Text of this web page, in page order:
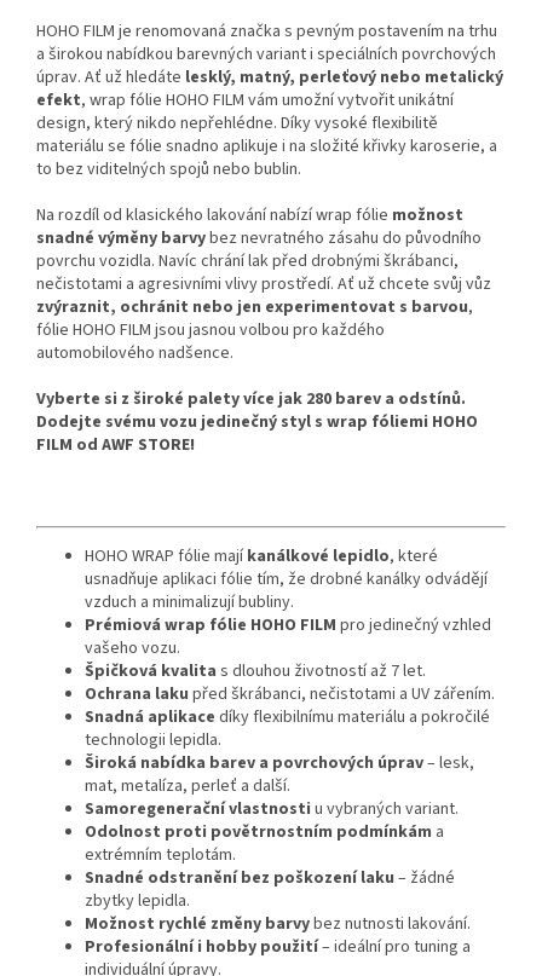
HOHO FILM je renomovaná značka s pevným postavením na trhu
a širokou nabídkou barevných variant i speciálních povrchových
úprav. Ať už hledáte lesklý, matný, perleťový nebo metalický
efekt, wrap fólie HOHO FILM vám umožní vytvořit unikátní
design, který nikdo nepřehlédne. Díky vysoké flexibilitě
materiálu se fólie snadno aplikuje i na složité křivky karoserie, a
to bez viditelných spojů nebo bublin.
Na rozdíl od klasického lakování nabízí wrap fólie možnost
snadné výměny barvybez nevratného zásahu do původního
povrchu vozidla. Navíc chrání lak před drobnými škrábanci,
nečistotami a agresivními vlivy prostředí. Ať už chcete svůj vůz
zvýraznit, ochránit nebo jen experimentovat s barvou,
fólie HOHO FILM jsou jasnou volbou pro každého
automobilového nadšence.
Vyberte si z široké palety více jak 280 barev a odstínů.
Dodejte svému vozu jedinečný styl s wrap fóliemi HOHO
FILM od AWF STORE!
HOHO WRAP fólie majíkanálkové lepidlo, které
usnadňuje aplikaci fólie tím, že drobné kanálky odvádějí
vzduch a minimalizují bubliny.
Prémiová wrap fólie HOHO FILM pro jedinečný vzhled
vašeho vozu.
Špičková kvalita s dlouhou životností až 7 let.
Ochrana laku před škrábanci, nečistotami a UV zářením.
Snadná aplikace díky flexibilnímu materiálu a pokročilé
technologii lepidla.
Široká nabídka barev a povrchových úprav– lesk,
mat, metalíza, perleť a další.
Samoregenerační vlastnosti u vybraných variant.
Odolnost proti povětrnostním podmínkám a
extrémním teplotám.
Snadné odstranění bez poškození laku – žádné
zbytky lepidla.
Možnost rychlé změny barvybez nutnosti lakování.
Profesionální i hobby použití– ideální pro tuning a
individuální úpravy.